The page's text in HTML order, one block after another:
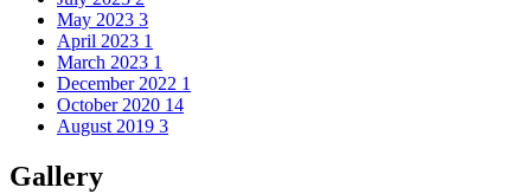
May 2023 3
April 2023 1
March 2023 1
December 2022 1
October 2020 14
August 2019 3
Gallery